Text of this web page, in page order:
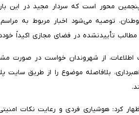
پنجمین محور است که سردار مجید در این
توصیه می‌شود اخبار مربوط به مراسم
مطالب تأییدنشده در فضای مجازی اکیداً
از شهروندان خواست در صورت
کرد: هوشیاری فردی و رعایت نکات امنیتی،